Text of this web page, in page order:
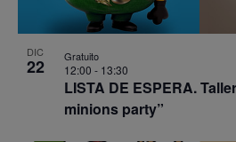
DIC
22
LISTA DE ESPERA.
minions party”
12:00 - 13:30
Gratuito